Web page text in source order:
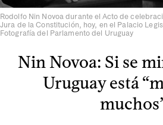
Rodolfo Nin Novoa durante el Acto de
Jura de la Constitución, hoy, en el Palacio
Fotografía del Parlamento del Uruguay
Nin Novoa: Si se
Uruguay está